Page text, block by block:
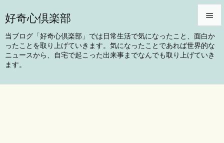
好奇心倶楽部
当ブログ「好奇心倶楽部」では日常生活で気になったこと、面白か
ったことを取り上げていきます。気になったことであれば世界的な
ニュースから、自宅で起こった出来事までなんでも取り上げていき
ます。


メニュ

